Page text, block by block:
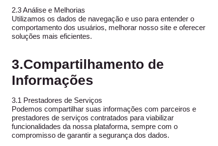
2.3 Análise e Melhorias
Utilizamos os dados de navegação e uso para entender o
comportamento dos usuários, melhorar nosso site e oferecer
soluções mais eficientes.
3.Compartilhamento de
Informações
3.1 Prestadores de Serviços
Podemos compartilhar suas informações com parceiros e
prestadores de serviços contratados para viabilizar
funcionalidades da nossa plataforma, sempre com o
compromisso de garantir a segurança dos dados.